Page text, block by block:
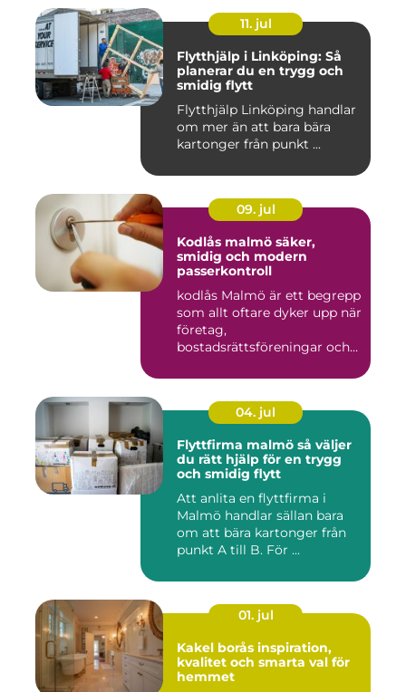
11. jul
Flytthjälp i Linköping: Så
planerar du en trygg och
smidig flytt
Flytthjälp Linköping handlar
om mer än att bara bära
kartonger från punkt ...
09. jul
Kodlås malmö säker,
smidig och modern
passerkontroll
kodlås Malmö är ett begrepp
som allt oftare dyker upp när
företag,
bostadsrättsföreningar och
04. jul
Flyttfirma malmö så väljer
du rätt hjälp för en trygg
och smidig flytt
Att anlita en flyttfirma i
Malmö handlar sällan bara
om att bära kartonger från
punkt A till B. För ...
01. jul
Kakel borås inspiration,
kvalitet och smarta val för
hemmet